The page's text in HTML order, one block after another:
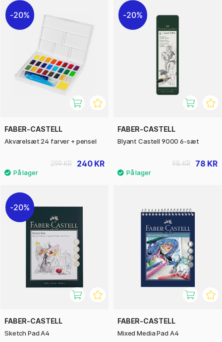
20%
FABER-CASTELL
Akvarelsæt 24 farver + pensel
240 KR
299 KR
20%
FABER-CASTELL
Blyant Castell 9000 6-sæt
78 KR
98 KR
20%
FABER-CASTELL
Sketch Pad A4
FABER-CASTELL
Mixed Media Pad A4